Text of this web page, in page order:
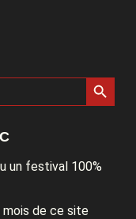
Search Button
un festival 100%
mois de ce site